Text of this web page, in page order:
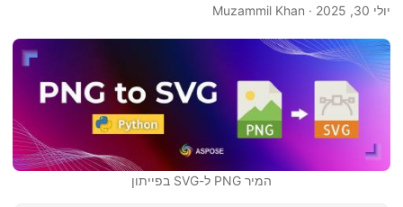
יולי 30, 2025 · Muzammil Khan
המיר PNG ל-SVG בפייתון